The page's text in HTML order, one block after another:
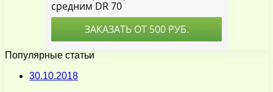
Популярные статьи
30.10.2018